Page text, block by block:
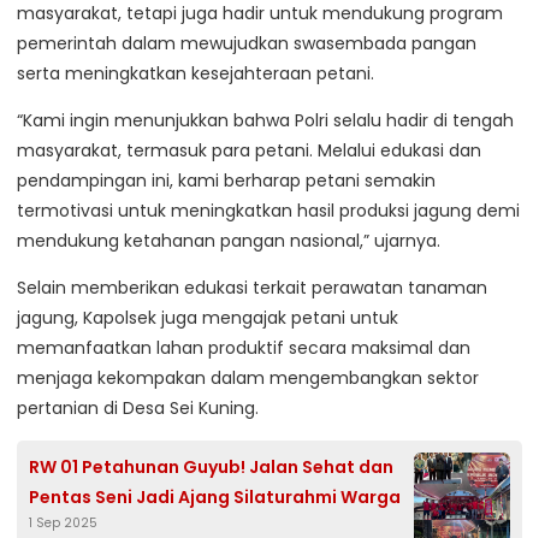
masyarakat, tetapi juga hadir untuk mendukung program
pemerintah dalam mewujudkan swasembada pangan
serta meningkatkan kesejahteraan petani.
“Kami ingin menunjukkan bahwa Polri selalu hadir di tengah
masyarakat, termasuk para petani. Melalui edukasi dan
pendampingan ini, kami berharap petani semakin
termotivasi untuk meningkatkan hasil produksi jagung demi
mendukung ketahanan pangan nasional,” ujarnya.
Selain memberikan edukasi terkait perawatan tanaman
jagung, Kapolsek juga mengajak petani untuk
memanfaatkan lahan produktif secara maksimal dan
menjaga kekompakan dalam mengembangkan sektor
pertanian di Desa Sei Kuning.
RW 01 Petahunan Guyub! Jalan Sehat dan
Pentas Seni Jadi Ajang Silaturahmi Warga
1 Sep 2025